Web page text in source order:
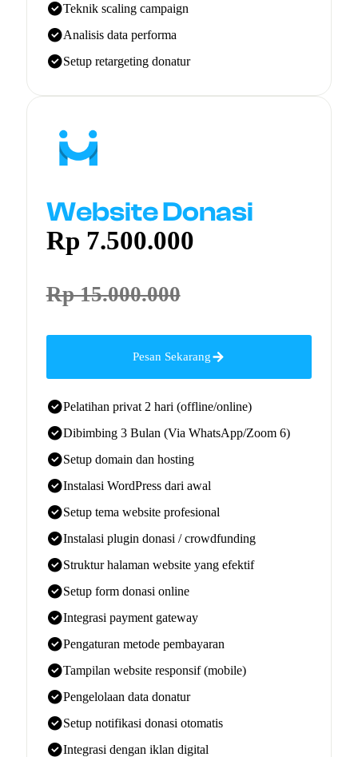
Teknik scaling campaign
Analisis data performa
Setup retargeting donatur
Website Donasi
Rp 7.500.000
Rp 15.000.000
Pesan Sekarang
Pelatihan privat 2 hari (offline/online)
Dibimbing 3 Bulan (Via WhatsApp/Zoom 6)
Setup domain dan hosting
Instalasi WordPress dari awal
Setup tema website profesional
Instalasi plugin donasi / crowdfunding
Struktur halaman website yang efektif
Setup form donasi online
Integrasi payment gateway
Pengaturan metode pembayaran
Tampilan website responsif (mobile)
Pengelolaan data donatur
Setup notifikasi donasi otomatis
Integrasi dengan iklan digital